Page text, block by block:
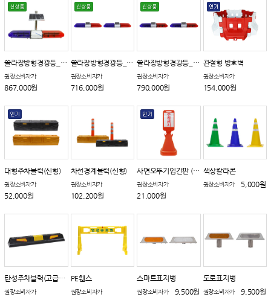
쏠라장방형경광등_B타입
권장소비자가
867,000원
쏠라장방형경광등_C타입
권장소비자가
716,000원
쏠라장방형경광등_D타입(신형)
권장소비자가
790,000원
관절형 방호벽
권장소비자가
154,000원
대형주차블럭(신형)
권장소비자가
52,000원
차선경계블럭(신형)
권장소비자가
102,200원
사면오뚜기입간판 (회전체결형)
권장소비자가
21,000원
색상칼라콘
권장소비자가 5,000원
탄성주차블럭(고급차량용)
권장소비자가
PE휀스
권장소비자가
스마트표지병
권장소비자가 9,500원
도로표지병
권장소비자가 9,500원